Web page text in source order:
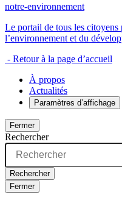
notre-environnement
Le portail de tous les citoyens
l’environnement et du
- Retour à la page d’accueil
À propos
Actualités
Paramètres d’affichage
Fermer
Rechercher
Rechercher
Fermer